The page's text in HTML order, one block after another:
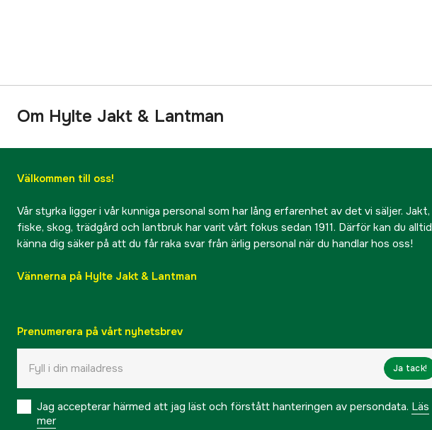
Om Hylte Jakt & Lantman
Välkommen till oss!
Vår styrka ligger i vår kunniga personal som har lång erfarenhet av det vi säljer. Jakt,
fiske, skog, trädgård och lantbruk har varit vårt fokus sedan 1911. Därför kan du alltid
känna dig säker på att du får raka svar från ärlig personal när du handlar hos oss!
Vännerna på Hylte Jakt & Lantman
Prenumerera på vårt nyhetsbrev
Ja tack!
Jag accepterar härmed att jag läst och förstått hanteringen av persondata. Läs
mer